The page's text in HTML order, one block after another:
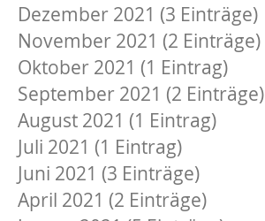
Dezember 2021 (3 Einträge)
November 2021 (2 Einträge)
Oktober 2021 (1 Eintrag)
September 2021 (2 Einträge)
August 2021 (1 Eintrag)
Juli 2021 (1 Eintrag)
Juni 2021 (3 Einträge)
April 2021 (2 Einträge)